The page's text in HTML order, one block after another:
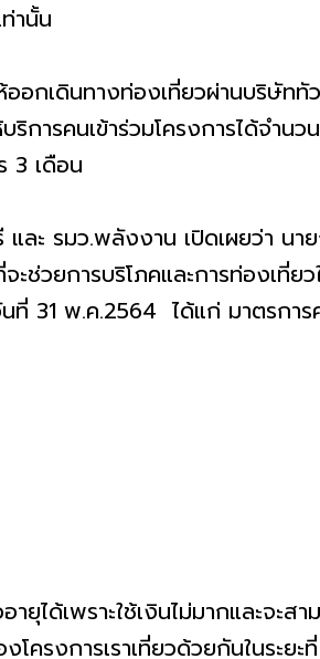
านั้น
กเดินทางท่องเที่ยวผ่านบริษัททัว
การคนเข้าร่วมโครงการได้จำ
3 เดือน
รมว.พลังงาน เปิดเผยว่า นา
วยการบริโภคและการท่องเที่ยว
31 พ.ค.2564 ได้แก่ มาตรการ
ได้เพราะใช้เงินไม่มากและจะสา
ครงการเราเที่ยวด้วยกันในระย